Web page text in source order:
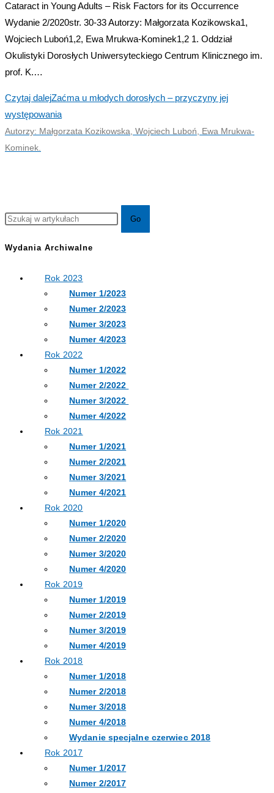
Cataract in Young Adults – Risk Factors for its Occurrence
Wydanie 2/2020str. 30-33 Autorzy: Małgorzata Kozikowska1,
Wojciech Luboń1,2, Ewa Mrukwa-Kominek1,2 1. Oddział
Okulistyki Dorosłych Uniwersyteckiego Centrum Klinicznego im.
prof. K.…
Czytaj dalejZaćma u młodych dorosłych – przyczyny jej
występowania
Autorzy: Małgorzata Kozikowska, Wojciech Luboń, Ewa Mrukwa-
Kominek.
Wydania Archiwalne
Rok 2023
Numer 1/2023
Numer 2/2023
Numer 3/2023
Numer 4/2023
Rok 2022
Numer 1/2022
Numer 2/2022
Numer 3/2022
Numer 4/2022
Rok 2021
Numer 1/2021
Numer 2/2021
Numer 3/2021
Numer 4/2021
Rok 2020
Numer 1/2020
Numer 2/2020
Numer 3/2020
Numer 4/2020
Rok 2019
Numer 1/2019
Numer 2/2019
Numer 3/2019
Numer 4/2019
Rok 2018
Numer 1/2018
Numer 2/2018
Numer 3/2018
Numer 4/2018
Wydanie specjalne czerwiec 2018
Rok 2017
Numer 1/2017
Numer 2/2017